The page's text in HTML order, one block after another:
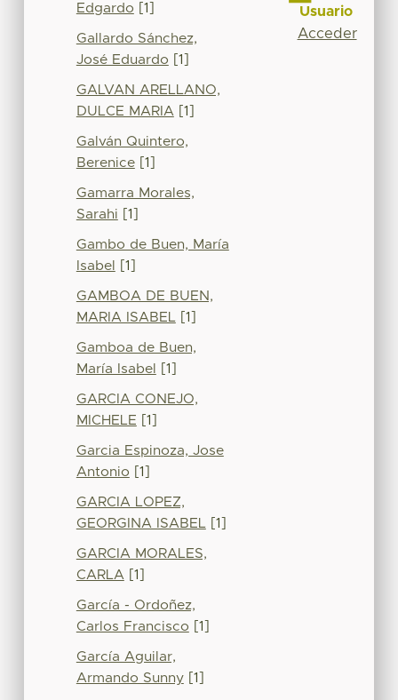
Edgardo [1]
Gallardo Sánchez,
José Eduardo [1]
GALVAN ARELLANO,
DULCE MARIA [1]
Galván Quintero,
Berenice[1]
Gamarra Morales,
Sarahi [1]
Gambo de Buen, María
Isabel
[1]
GAMBOA DE BUEN,
MARIA ISABEL [1]
Gamboa de Buen,
María Isabel
[1]
GARCIA CONEJO,
MICHELE [1]
Garcia Espinoza, Jose
Antonio [1]
GARCIA LOPEZ,
GEORGINA ISABEL [1]
GARCIA MORALES,
CARLA [1]
García - Ordoñez,
Carlos Francisco [1]
García Aguilar,
Armando Sunny[1]
Usuario
Acceder